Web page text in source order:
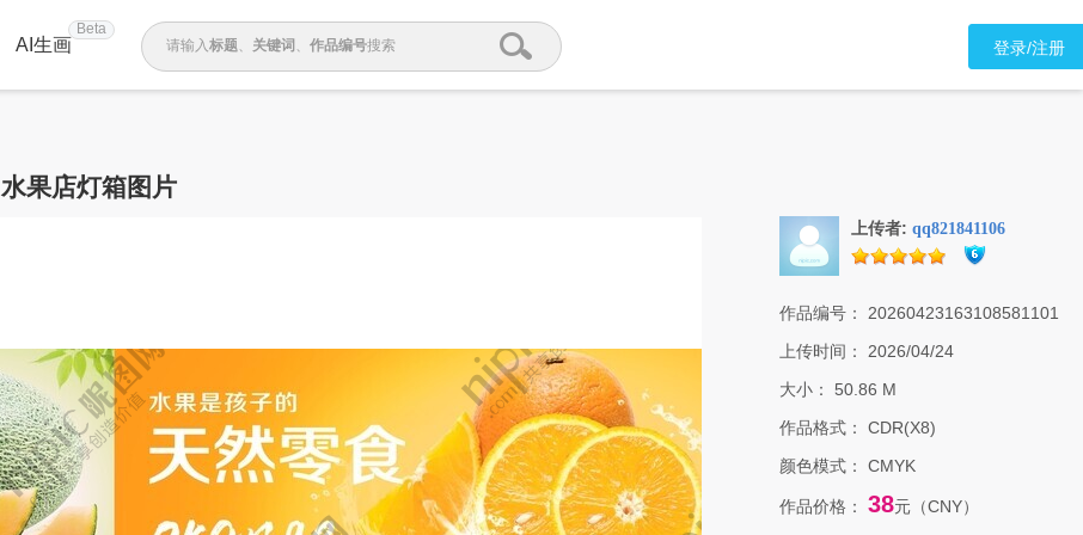
AI生画
Beta
请输入标题、 关键词 、 作品编号搜索 登录/注册
水果店灯箱图片
上传者: qq821841106
作品编号：
20260423163108581101
上传时间：
2026/04/24
大小：
50.86 M
作品格式：
CDR(X8)
颜色模式：
CMYK
作品价格： 38元（CNY）